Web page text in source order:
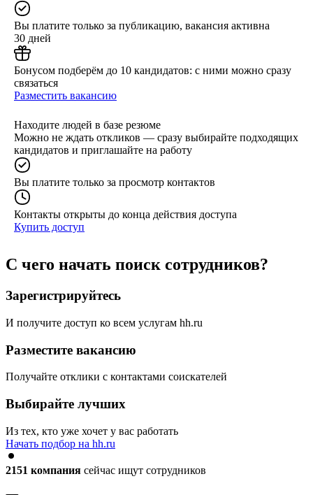
Вы платите только за публикацию, вакансия активна
30 дней
Бонусом подберём до 10 кандидатов: с ними можно сразу
связаться
Разместить вакансию
Находите людей в базе резюме
Можно не ждать откликов — сразу выбирайте подходящих
кандидатов и приглашайте на работу
Вы платите только за просмотр контактов
Контакты открыты до конца действия доступа
Купить доступ
С чего начать поиск сотрудников?
Зарегистрируйтесь
И получите доступ ко всем услугам hh.ru
Разместите вакансию
Получайте отклики с контактами соискателей
Выбирайте лучших
Из тех, кто уже хочет у вас работать
Начать подбор на hh.ru
2151 компания сейчас ищут сотрудников